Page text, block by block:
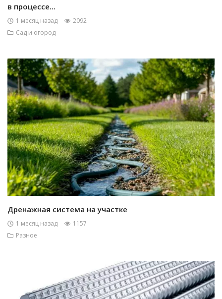
в процессе...
1 месяц назад
2092
Сад и огород
Дренажная система на участке
1 месяц назад
1157
Разное